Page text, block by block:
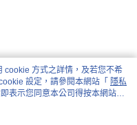
cookie 方式之詳情，及若您不希
設定，請參閱本網站「 隱私
表示您同意本公司得按本網站使